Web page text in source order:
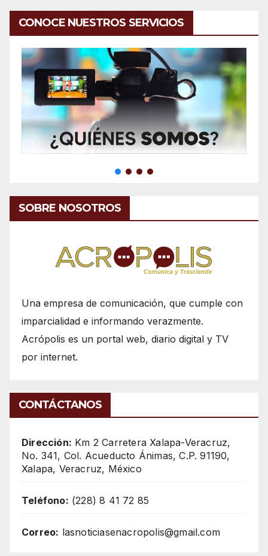
CONOCE NUESTROS SERVICIOS
SOBRE NOSOTROS
Una empresa de comunicación, que cumple con
imparcialidad e informando verazmente.
Acrópolis es un portal web, diario digital y TV
por internet.
CONTÁCTANOS
Dirección: Km 2 Carretera Xalapa-Veracruz,
No. 341, Col. Acueducto Ánimas, C.P. 91190,
Xalapa, Veracruz, México
Teléfono: (228) 8 41 72 85
Correo: lasnoticiasenacropolis@gmail.com